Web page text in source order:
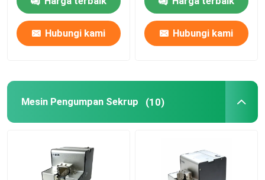
Hubungi kami Hubungi kami
Mesin Pengumpan Sekrup (10)